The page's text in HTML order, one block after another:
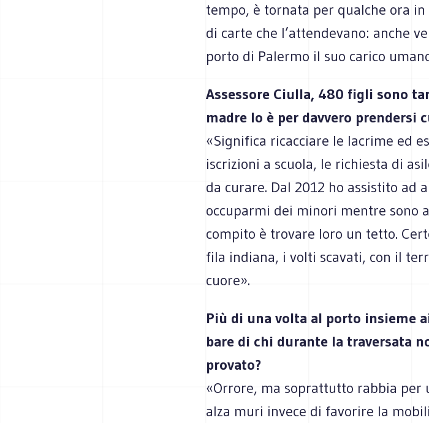
tempo, è tornata per qualche ora
di carte che l’attendevano: anche
porto di Palermo il suo carico
Assessore Ciulla, 480 figli sono
madre lo è per davvero prendersi
«Significa ricacciare le lacrime ed
iscrizioni a scuola, le richiesta di
da curare. Dal 2012 ho assistito ad
occuparmi dei minori mentre sono
compito è trovare loro un tetto.
fila indiana, i volti scavati, con il
cuore».
Più di una volta al porto insieme
bare di chi durante la traversata
provato?
«Orrore, ma soprattutto rabbia per
alza muri invece di favorire la